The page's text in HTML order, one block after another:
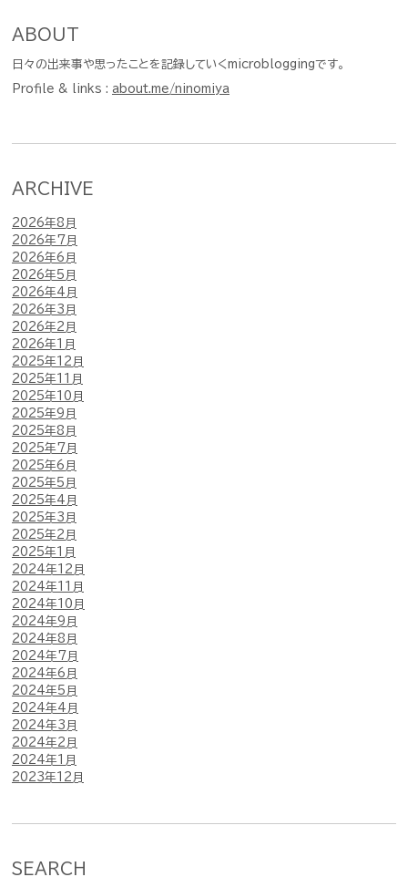
ABOUT
日々の出来事や思ったことを記録していくmicrobloggingです。
Profile & links : about.me/ninomiya
ARCHIVE
2026年8月
2026年7月
2026年6月
2026年5月
2026年4月
2026年3月
2026年2月
2026年1月
2025年12月
2025年11月
2025年10月
2025年9月
2025年8月
2025年7月
2025年6月
2025年5月
2025年4月
2025年3月
2025年2月
2025年1月
2024年12月
2024年11月
2024年10月
2024年9月
2024年8月
2024年7月
2024年6月
2024年5月
2024年4月
2024年3月
2024年2月
2024年1月
2023年12月
SEARCH